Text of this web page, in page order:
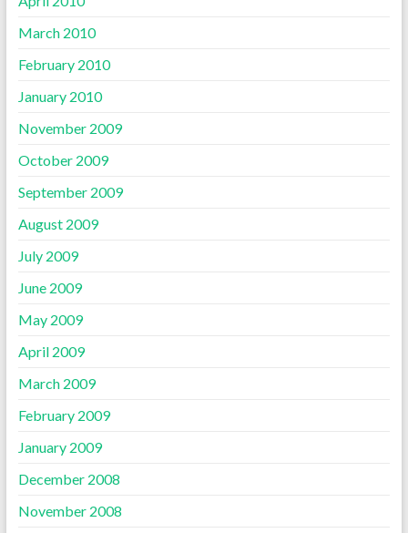
March 2010
February 2010
January 2010
November 2009
October 2009
September 2009
August 2009
July 2009
June 2009
May 2009
April 2009
March 2009
February 2009
January 2009
December 2008
November 2008